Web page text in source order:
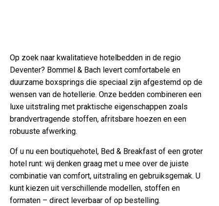
Op zoek naar kwalitatieve hotelbedden in de regio
Deventer? Bommel & Bach levert comfortabele en
duurzame boxsprings die speciaal zijn afgestemd op de
wensen van de hotellerie. Onze bedden combineren een
luxe uitstraling met praktische eigenschappen zoals
brandvertragende stoffen, afritsbare hoezen en een
robuuste afwerking.
Of u nu een boutiquehotel, Bed & Breakfast of een groter
hotel runt: wij denken graag met u mee over de juiste
combinatie van comfort, uitstraling en gebruiksgemak. U
kunt kiezen uit verschillende modellen, stoffen en
formaten – direct leverbaar of op bestelling.